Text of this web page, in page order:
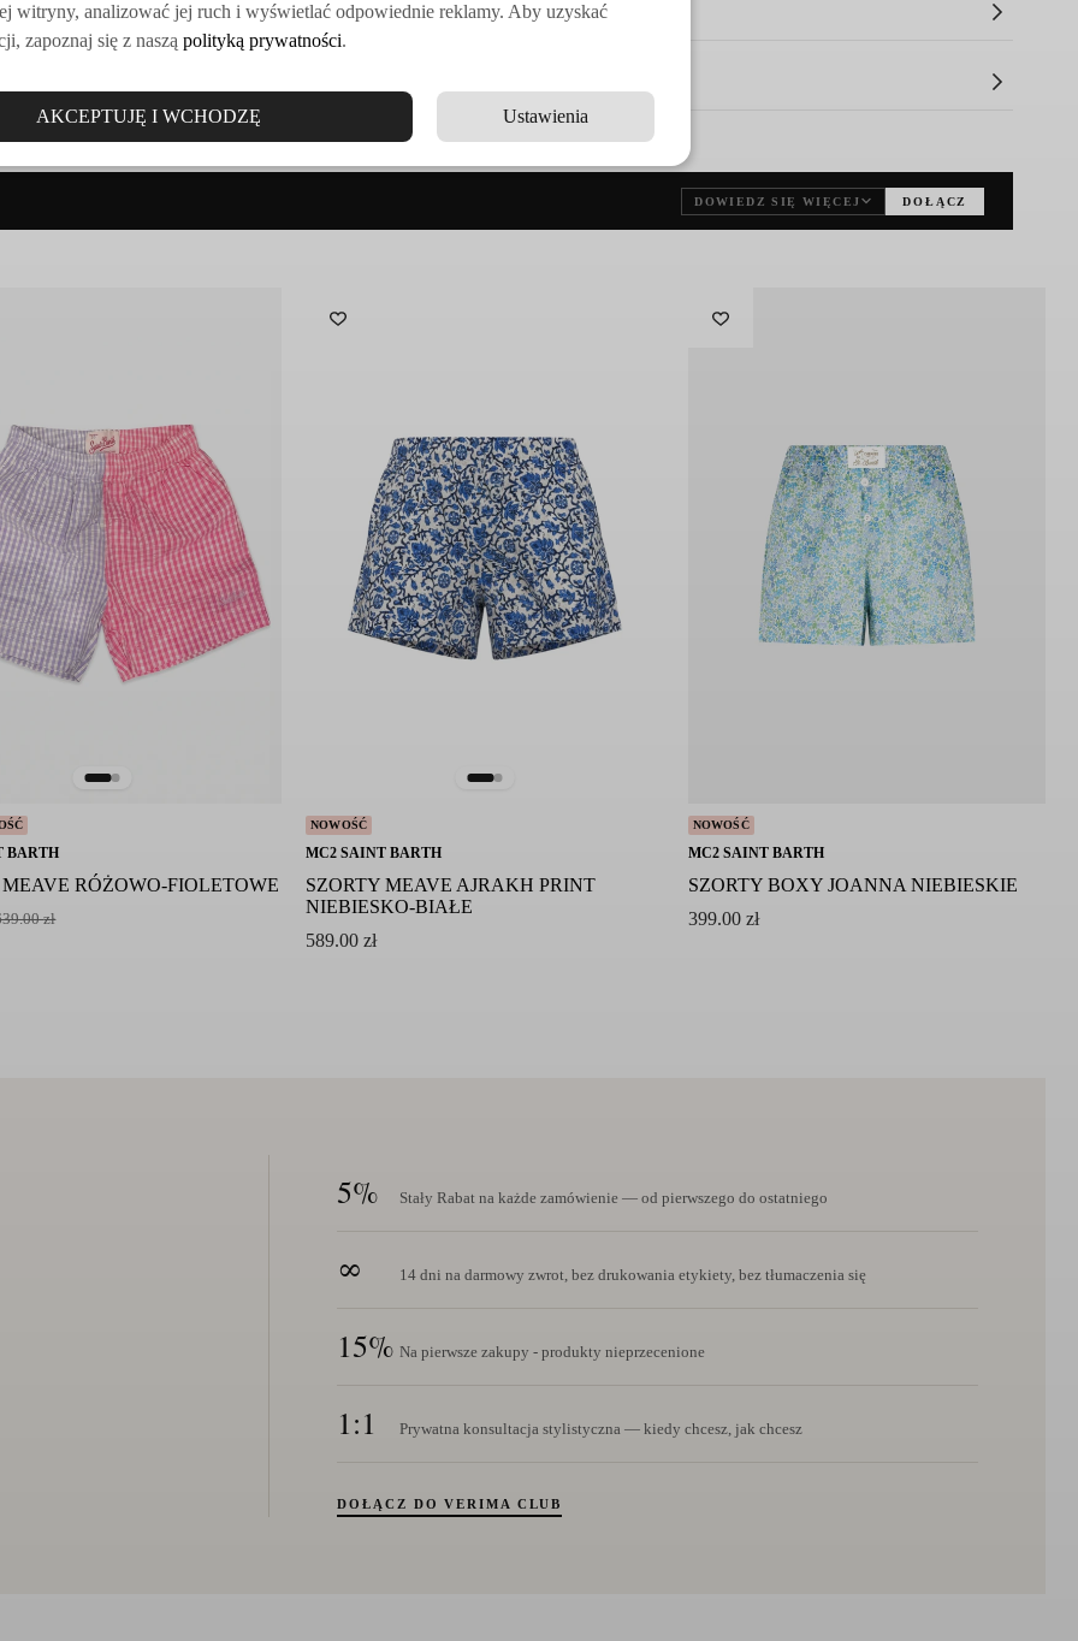
i oddychającego materiału. Charakteryzują się jednolitym różowym kolorem
akcentem.
cechy i niewątpliwie będzie stanowił który z pewnością ją ożywi.DOWIEDZ SIĘ WIĘCEJ DOŁĄCZ
BARTH
MEAVE RÓŻOWO-FIOLETOWE
zł
NOWOŚĆ
MC2 SAINT BARTH
SZORTY MEAVE AJRAKH PRINT
NIEBIESKO-BIAŁE
589.00 zł
NOWOŚĆ
MC2 SAINT BARTH
SZORTY BOXY JOANNA NIEBIESKIE
399.00 zł
5% Stały Rabat na każde zamówienie — od pierwszego do ostatniego
∞ 14 dni na darmowy zwrot, bez drukowania etykiety, bez tłumaczenia się
15% Na pierwsze zakupy - produkty nieprzecenione
1:1 Prywatna konsultacja stylistyczna — kiedy chcesz, jak chcesz
DOŁĄCZ DO VERIMA CLUB
witryny, analizować jej ruch i wyświetlać odpowiednie reklamy. Aby uzyskać
zapoznaj się z naszą polityką prywatności.
AKCEPTUJĘ I WCHODZĘ Ustawienia